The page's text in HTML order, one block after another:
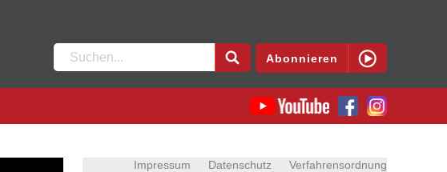
Suchen
nach:
Abonnieren
Impressum Datenschutz
Verfahrensordnung